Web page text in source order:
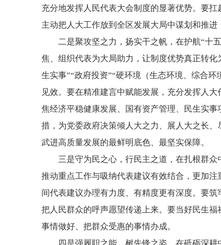
充分地发挥人民代表大会制度的显著优势。要
主动把人大工作放到全区发展大局中谋划和推
二是聚攻坚之力，扬实干之帆，在护航“十
焦、组织代表为大局助力，让制度优势真正转
生实事”“政府投资”“硬环境（生态环境、综合
见效。要在精准建言中赋能发展，充分发挥人
焦经济平稳健康发展、国有资产管理、民生实
措，为党委政府决策倾人大之力、展人大之长
武进高质量发展的最鲜明底色、最坚实保障。
三是守为民之心，行民主之道，在扎根群
推动重点工作与吸纳代表建议有效结合，更加
间代表建议办理有力度、有精度更有深度。要
把人民群众的呼声愿望传递上来。要当好民生
事情做好、把群众受惠的事情办成。